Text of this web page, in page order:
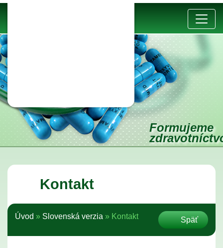
Formujeme
Kontakt
Späť
Úvod » Slovenská verzia » Kontakt